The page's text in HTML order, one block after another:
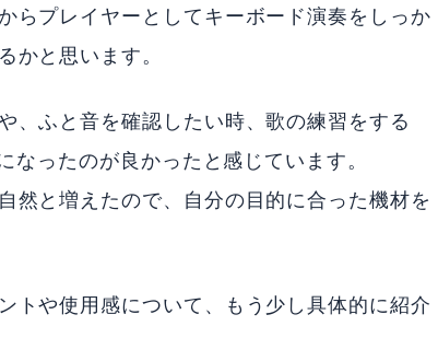
らプレイヤーとしてキーボード演奏をしっか
かと思います。
、ふと音を確認したい時、歌の練習をする
ったのが良かったと感じています。
然と増えたので、自分の目的に合った機材を
トや使用感について、もう少し具体的に紹介